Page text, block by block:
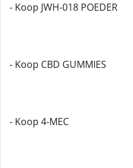
- Koop JWH-018 POEDER
- Koop CBD GUMMIES
- Koop 4-MEC